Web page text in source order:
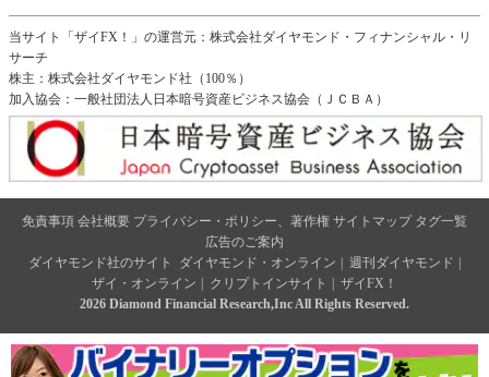
当サイト「ザイFX！」の運営元：株式会社ダイヤモンド・フィナンシャル・リ
サーチ
株主：株式会社ダイヤモンド社（100％）
加入協会：一般社団法人日本暗号資産ビジネス協会（ＪＣＢＡ）
免責事項 会社概要 プライバシー・ポリシー、著作権 サイトマップ タグ一覧
広告のご案内
ダイヤモンド社のサイト
ダイヤモンド・オンライン 週刊ダイヤモンド
ザイ・オンライン
クリプトインサイト
ザイFX！
2026 Diamond Financial Research,Inc All Rights Reserved.